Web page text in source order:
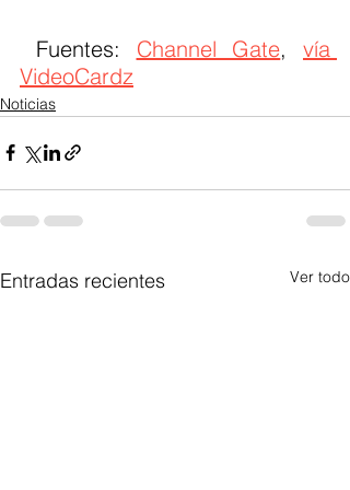
Fuentes: Channel Gate, vía
VideoCardz
Noticias
Entradas recientes Ver todo